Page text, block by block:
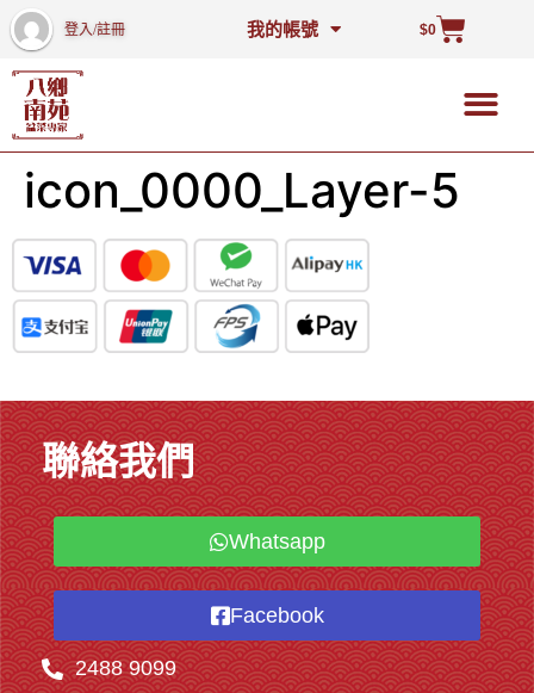
登入/註冊 我的帳號 $0
icon_0000_Layer-5
聯絡我們
Whatsapp
Facebook
2488 9099